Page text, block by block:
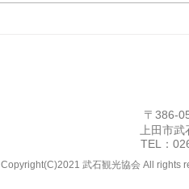
グツ
〒386-
上田市武
TEL：
Copyright(C)2021 武石観光協会 All rights